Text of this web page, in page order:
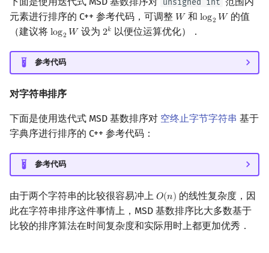
元素进行排序的 C++ 参考代码，可调整 𝑊
W和 log2 𝑊
log2 W 的值
（建议将 log2 𝑊
log2 W 设为 2𝑘
2k 以便位运算优化）．
参考代码
对字符串排序
下面是使用迭代式 MSD 基数排序对 空终止字节字符串 基于
字典序进行排序的 C++ 参考代码：
参考代码
由于两个字符串的比较很容易冲上 𝑂(𝑛)
O(n) 的线性复杂度，因
此在字符串排序这件事情上，MSD 基数排序比大多数基于
比较的排序算法在时间复杂度和实际用时上都更加优秀．